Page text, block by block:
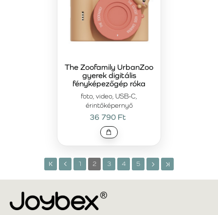
foto, video, USB-C,
érintőképernyő
The Zoofamily UrbanZoo
gyerek digitális
fényképezőgép róka
36 790 Ft
1 2 3 4 5